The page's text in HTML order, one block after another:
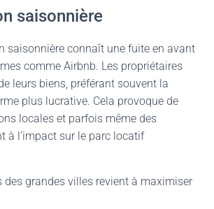
saisonnière
saisonnière connaît une fuite en avant
comme Airbnb. Les propriétaires
leurs biens, préférant souvent la
plus lucrative. Cela provoque de
locales et parfois même des
à l’impact sur le parc locatif
des grandes villes revient à maximiser